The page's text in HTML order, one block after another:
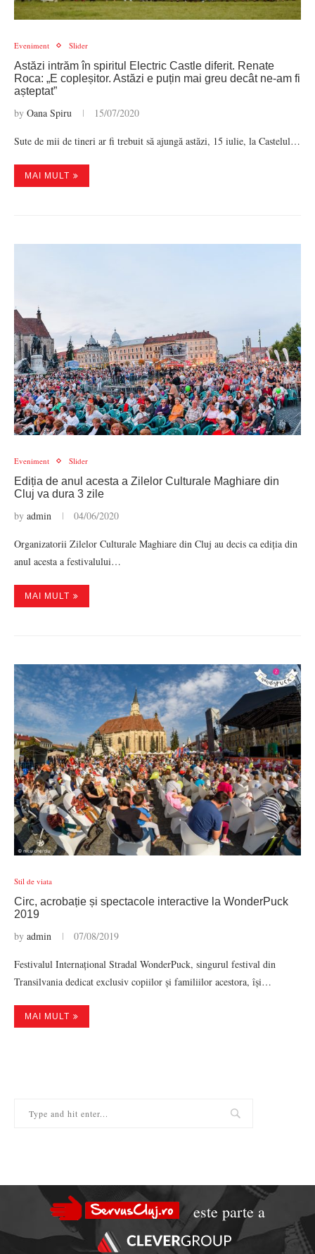
Eveniment Slider
Astăzi intrăm în spiritul Electric Castle diferit. Renate
Roca: „E copleșitor. Astăzi e puțin mai greu decât ne-am fi
așteptat”
by Oana Spiru 15/07/2020
Sute de mii de tineri ar fi trebuit să ajungă astăzi, 15 iulie, la Castelul…
MAI MULT
Eveniment Slider
Ediția de anul acesta a Zilelor Culturale Maghiare din
Cluj va dura 3 zile
by admin 04/06/2020
Organizatorii Zilelor Culturale Maghiare din Cluj au decis ca ediția din
anul acesta a festivalului…
MAI MULT
Stil de viata
Circ, acrobație și spectacole interactive la WonderPuck
2019
by admin 07/08/2019
Festivalul Internațional Stradal WonderPuck, singurul festival din
Transilvania dedicat exclusiv copiilor și familiilor acestora, își…
MAI MULT
este parte a